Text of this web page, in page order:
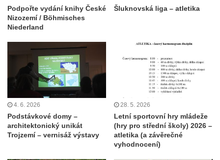
Podpořte vydání knihy České
Nizozemí / Böhmisches
Niederland
Šluknovská liga – atletika
4. 6. 2026
Podstávkové domy –
architektonický unikát
Trojzemí – vernisáž výstavy
28. 5. 2026
Letní sportovní hry mládeže
(hry pro střední školy) 2026 –
atletika (a závěrečné
vyhodnocení)